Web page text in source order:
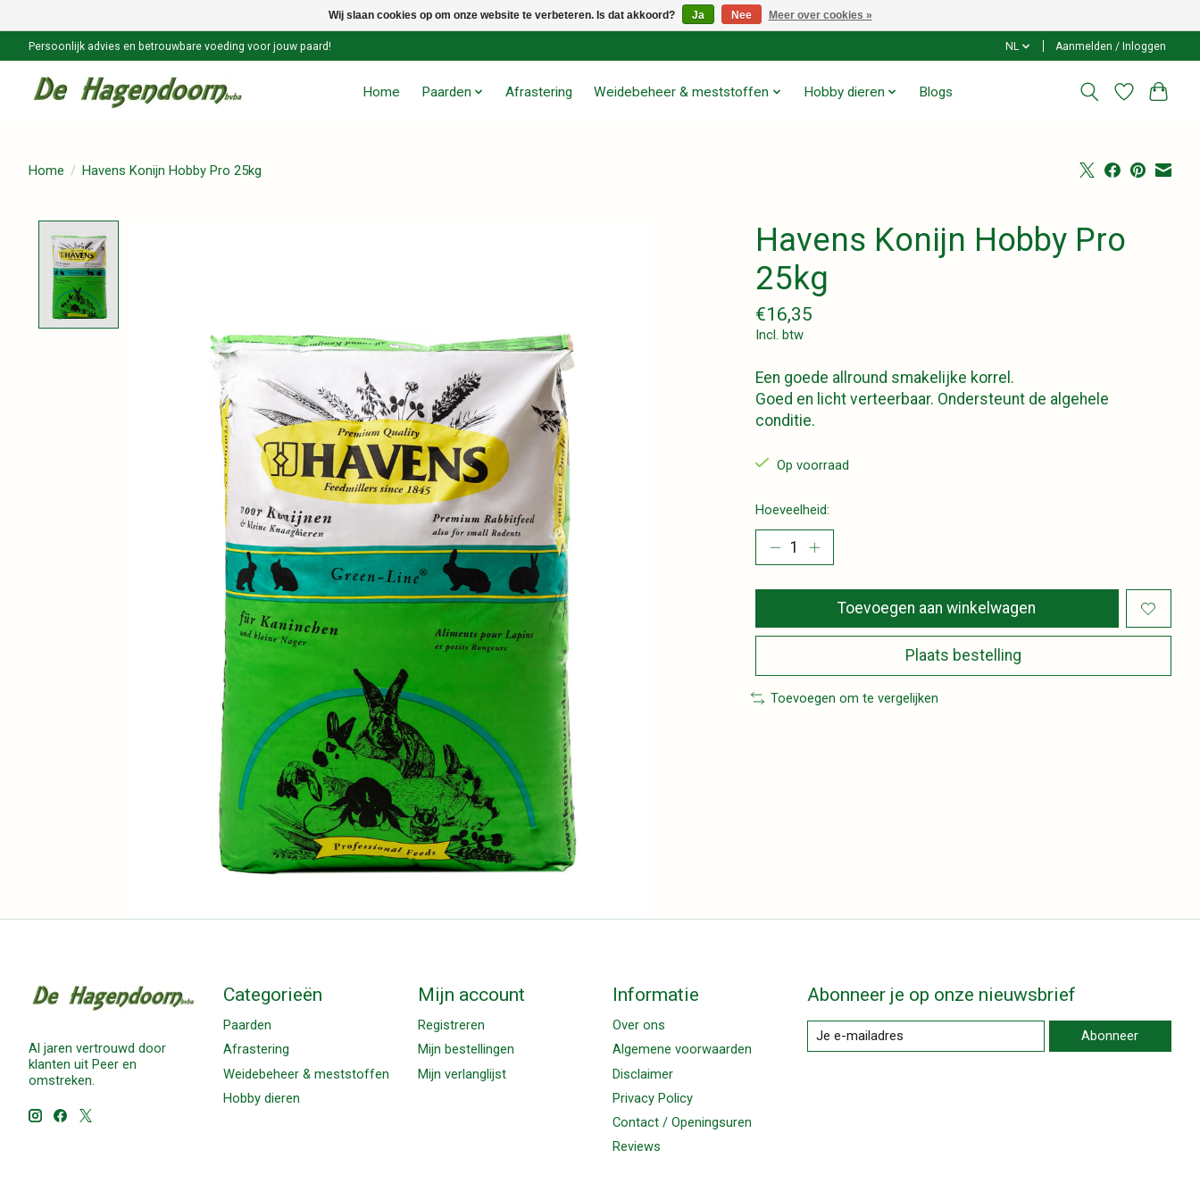
Persoonlijk advies en betrouwbare voeding voor jouw paard! NL Aanmelden / Inloggen
Home Paarden Afrastering Weidebeheer & meststoffen Hobby dieren Blogs
Home / Havens Konijn Hobby Pro 25kg
Havens Konijn Hobby Pro
25kg
€16,35
Incl. btw
Een goede allround smakelijke korrel.
Goed en licht verteerbaar. Ondersteunt de algehele
conditie.
Op voorraad
Hoeveelheid:
Toevoegen aan winkelwagen
Plaats bestelling
Toevoegen om te vergelijken
Al jaren vertrouwd door
klanten uit Peer en
omstreken.
Categorieën
Paarden
Afrastering
Weidebeheer & meststoffen
Hobby dieren
Mijn account
Registreren
Mijn bestellingen
Mijn verlanglijst
Informatie
Over ons
Algemene voorwaarden
Disclaimer
Privacy Policy
Contact / Openingsuren
Reviews
Abonneer je op onze nieuwsbrief
Abonneer
Wij slaan cookies op om onze website te verbeteren. Is dat akkoord? Ja Nee Meer over cookies »